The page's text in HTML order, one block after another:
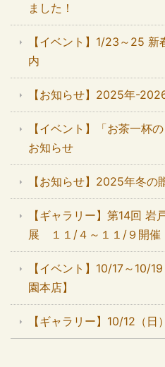
ました！
【イベント】1/23～25
内
【お知らせ】2025年-
【イベント】「お茶一杯
お知らせ
【お知らせ】2025年冬の
【ギャラリー】第14回
展 １１/４～１１/９開催
【イベント】10/17～10/
園本店】
【ギャラリー】10/12（